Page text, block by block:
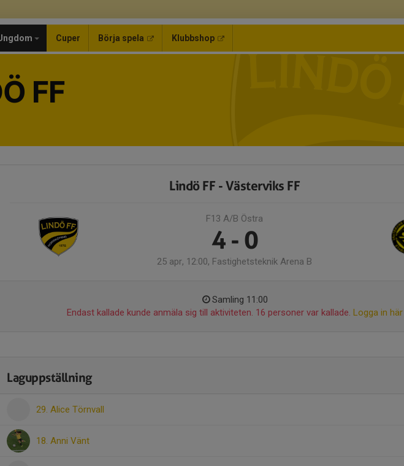
Cuper Börja spela Klubbshop
FF
Lindö FF - Västerviks FF
F13 A/B Östra
4 - 0
25 apr, 12:00, Fastighetsteknik Arena B
Samling 11:00
Endast kallade kunde anmäla sig till aktiviteten. 16 personer var kallade. Logga in här
Laguppställning
29. Alice Törnvall
18. Anni Vänt